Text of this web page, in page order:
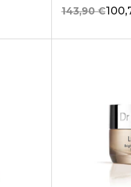
143,90 €